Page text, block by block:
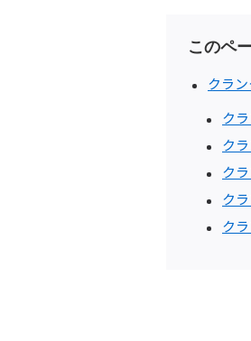
このペ
クラ
ク
ク
ク
ク
ク